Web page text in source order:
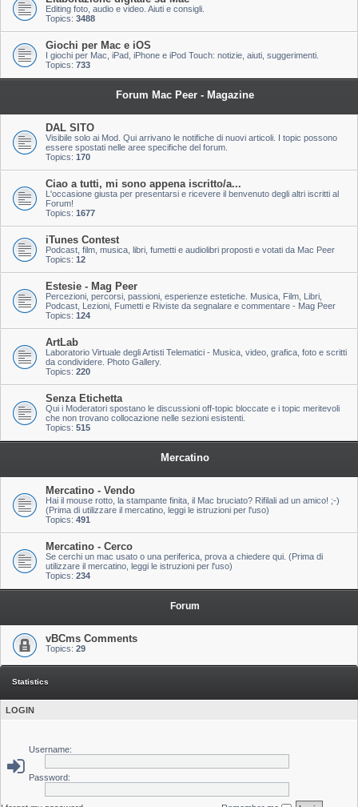
Editing foto, audio e video. Aiuti e consigli.
Topics: 3488
Giochi per Mac e iOS
I giochi per Mac, iPad, iPhone e iPod Touch: notizie, aiuti, suggerimenti.
Topics: 733
Forum Mac Peer - Magazine
DAL SITO
Visibile solo ai Mod. Qui arrivano le notifiche di nuovi articoli. I topic possono
essere spostati nelle aree specifiche del forum.
Topics: 170
Ciao a tutti, mi sono appena iscritto/a...
L'occasione giusta per presentarsi e ricevere il benvenuto degli altri iscritti al
Forum!
Topics: 1677
iTunes Contest
Podcast, film, musica, libri, fumetti e audiolibri proposti e votati da Mac Peer
Topics: 12
Estesie - Mag Peer
Percezioni, percorsi, passioni, esperienze estetiche. Musica, Film, Libri,
Podcast, Lezioni, Fumetti e Riviste da segnalare e commentare - Mag Peer
Topics: 124
ArtLab
Laboratorio Virtuale degli Artisti Telematici - Musica, video, grafica, foto e scritti
da condividere. Photo Gallery.
Topics: 220
Senza Etichetta
Qui i Moderatori spostano le discussioni off-topic bloccate e i topic meritevoli
che non trovano collocazione nelle sezioni esistenti.
Topics: 515
Mercatino
Mercatino - Vendo
Hai il mouse rotto, la stampante finita, il Mac bruciato? Rifilali ad un amico! ;-)
(Prima di utilizzare il mercatino, leggi le istruzioni per l'uso)
Topics: 491
Mercatino - Cerco
Se cerchi un mac usato o una periferica, prova a chiedere qui. (Prima di
utilizzare il mercatino, leggi le istruzioni per l'uso)
Topics: 234
Forum
vBCms Comments
Topics: 29
Statistics
LOGIN
Username:
Password: